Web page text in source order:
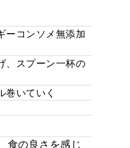
コンソメ無添加
、スプーン一杯の
いていく
の良さを感じ